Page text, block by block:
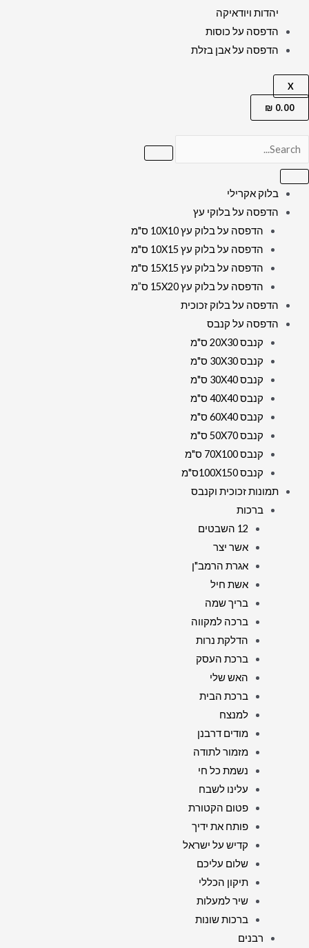
יהדות ויודאיקה
הדפסה על כוסות
הדפסה על אבן בזלת
X
0.00
₪
בלוק אקרילי
הדפסה על בלוקי עץ
הדפסה על בלוק עץ 10X10 ס"מ
הדפסה על בלוק עץ 10X15 ס"מ
הדפסה על בלוק עץ 15X15 ס"מ
הדפסה על בלוק עץ 15X20 ס”מ
הדפסה על בלוק זכוכית
הדפסה על קנבס
קנבס 20X30 ס"מ
קנבס 30X30 ס"מ
קנבס 30X40 ס"מ
קנבס 40X40 ס"מ
קנבס 60X40 ס"מ
קנבס 50X70 ס"מ
קנבס 70X100 ס"מ
קנבס 100X150ס"מ
תמונות זכוכית וקנבס
ברכות
12 השבטים
אשר יצר
אגרת הרמב"ן
אשת חיל
בריך שמה
ברכה למקווה
הדלקת נרות
ברכת העסק
האש שלי
ברכת הבית
למנצח
מודים דרבנן
מזמור לתודה
נשמת כל חי
עלינו לשבח
פטום הקטורת
פותח את ידיך
קדיש על ישראל
שלום עליכם
תיקון הכללי
שיר למעלות
ברכות שונות
רבנים